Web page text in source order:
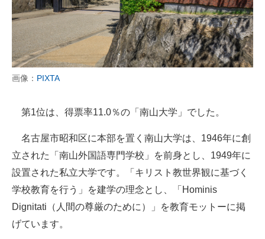
画像： PIXTA
第1位は、得票率11.0％の「南山大学」でした。
名古屋市昭和区に本部を置く南山大学は、1946年に創
立された「南山外国語専門学校」を前身とし、1949年に
設置された私立大学です。「キリスト教世界観に基づく
学校教育を行う」を建学の理念とし、「Hominis
Dignitati（人間の尊厳のために）」を教育モットーに掲
げています。